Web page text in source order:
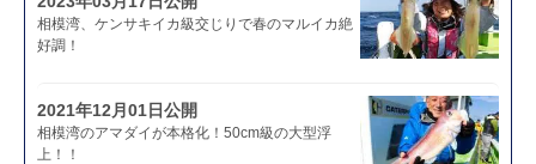
相模湾、ケンサキイカ級交じりで春のマルイカ絶
好調！
2021年12月01日公開
相模湾のアマダイが本格化！50cm級の大型浮
上！！